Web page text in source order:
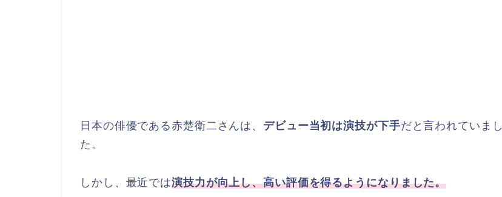
日本の俳優である赤楚衛二さんは、 デビュー当初は演技が下手だと言われていまし
た。
しかし、最近では演技力が向上し、高い評価を得るようになりました。